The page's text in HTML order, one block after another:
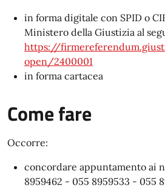
in forma digitale con SPID o
Ministero della Giustizia al
https://
open/2400001
in forma cartacea
Come fare
Occorre:
concordare appuntamento ai
8959462 - 055 8959533 - 055